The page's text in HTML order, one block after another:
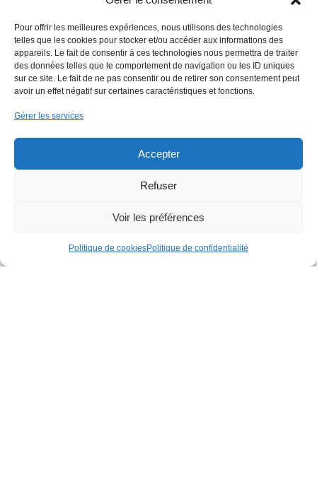
Pour offrir les meilleures expériences, nous utilisons des technologies
telles que les cookies pour stocker et/ou accéder aux informations des
appareils. Le fait de consentir à ces technologies nous permettra de traiter
des données telles que le comportement de navigation ou les ID uniques
sur ce site. Le fait de ne pas consentir ou de retirer son consentement peut
avoir un effet négatif sur certaines caractéristiques et fonctions.
Gérer les services
Accepter
Refuser
Voir les préférences
Politique de cookiesPolitique de confidentialité
transformtonbienetre@gmail.com
06 75 05 86 04
TransForm Ton Bien Etre
 